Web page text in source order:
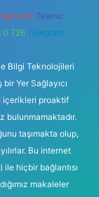
Teams:
0 726 Telegram:
Bilgi Teknolojileri
Yer Sağlayıcı
içerikleri proaktif
bulunmamaktadır.
taşımakta olup,
Bu internet
hiçbir bağlantısı
makaleler